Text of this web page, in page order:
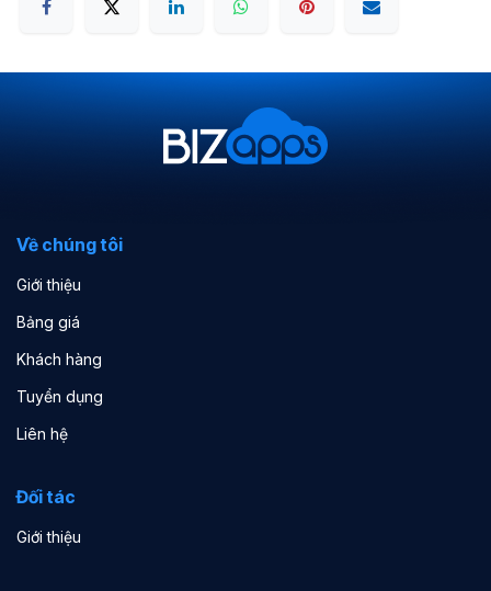
Về chúng tôi
Giới thiệu
Bảng giá
Khách hàng
Tuyển dụng
Liên hệ
Đối tác
Giới thiệu